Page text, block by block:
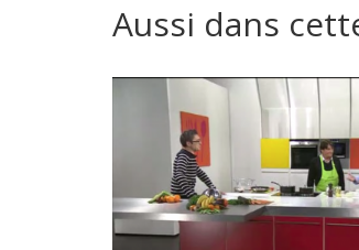
Aussi dans